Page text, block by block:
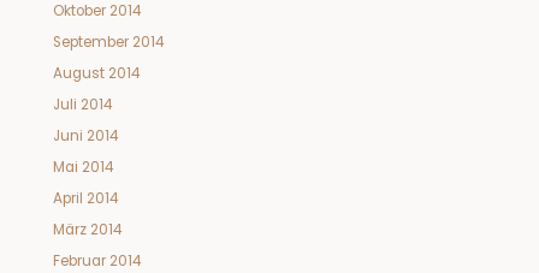
Oktober 2014
September 2014
August 2014
Juli 2014
Juni 2014
Mai 2014
April 2014
März 2014
Februar 2014